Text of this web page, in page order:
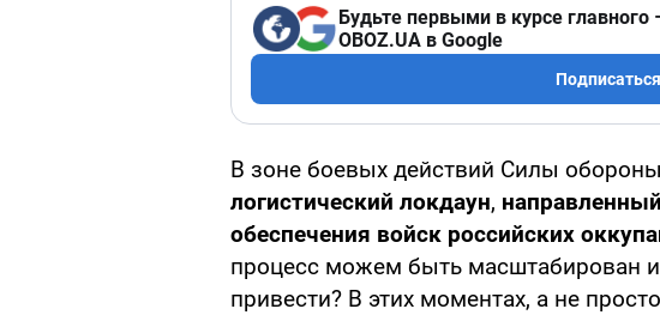
Будьте первыми в курсе
OBOZ.UA в Google
Подписаться
В зоне боевых действий Силы
логистический локдаун,
обеспечения войск российских
процесс можем быть масштабирован и
привести? В этих моментах, а не